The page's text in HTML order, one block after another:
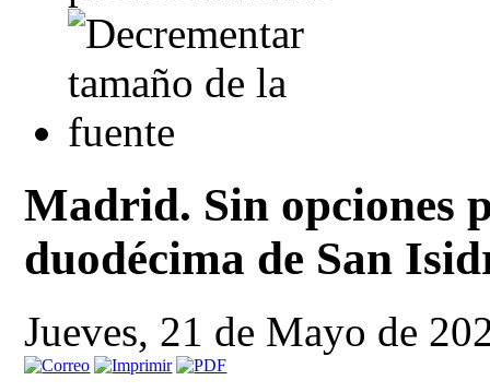
Madrid. Sin opciones
duodécima de San
Jueves, 21 de Mayo de